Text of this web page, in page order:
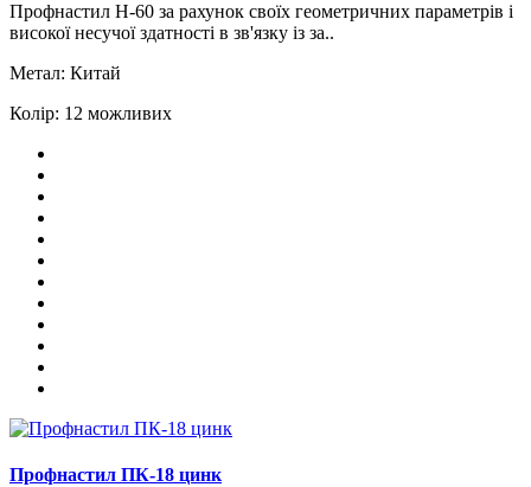
Профнастил Н-60 за рахунок своїх геометричних параметрів і
високої несучої здатності в зв'язку із за..
Метал: Китай
Колір: 12 можливих
Профнастил ПК-18 цинк